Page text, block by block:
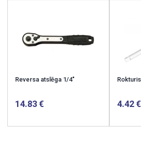
Reversa atslēga 1/4"
14.83 4.42